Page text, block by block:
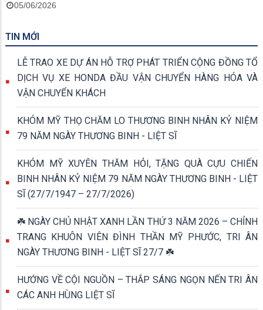
05/06/2026
TIN MỚI
LỄ TRAO XE DỰ ÁN HỖ TRỢ PHÁT TRIỂN CỘNG ĐỒNG TỔ
DỊCH VỤ XE HONDA ĐẦU VẬN CHUYỂN HÀNG HÓA VÀ
VẬN CHUYỂN KHÁCH
KHÓM MỸ THỌ CHĂM LO THƯƠNG BINH NHÂN KỶ NIỆM
79 NĂM NGÀY THƯƠNG BINH - LIỆT SĨ
KHÓM MỸ XUYÊN THĂM HỎI, TẶNG QUÀ CỰU CHIẾN
BINH NHÂN KỶ NIỆM 79 NĂM NGÀY THƯƠNG BINH - LIỆT
SĨ (27/7/1947 – 27/7/2026)
☘️ NGÀY CHỦ NHẬT XANH LẦN THỨ 3 NĂM 2026 – CHỈNH
TRANG KHUÔN VIÊN ĐÌNH THẦN MỸ PHƯỚC, TRI ÂN
NGÀY THƯƠNG BINH - LIỆT SĨ 27/7 ☘️
HƯỚNG VỀ CỘI NGUỒN – THẮP SÁNG NGỌN NẾN TRI ÂN
CÁC ANH HÙNG LIỆT SĨ